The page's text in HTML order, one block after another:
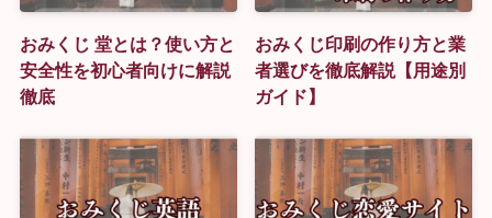
おみくじ 堂とは？使い方と
安全性を初心者向けに解説
徹底
おみくじ印刷の作り方と業
者選びを徹底解説【用途別
ガイド】